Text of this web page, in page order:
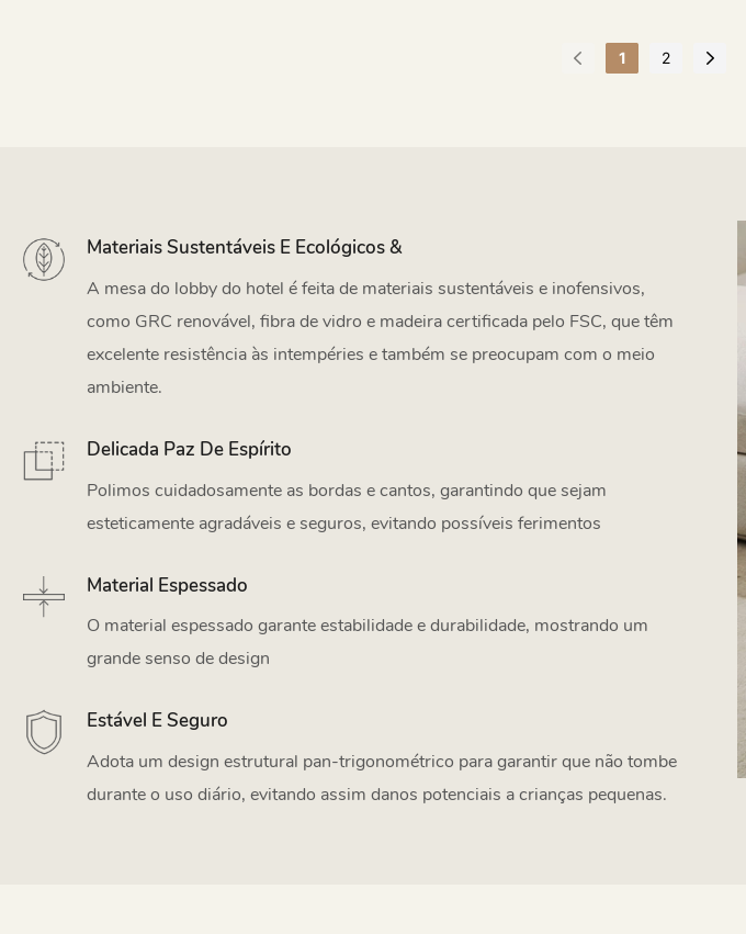
1 2
Materiais Sustentáveis E Ecológicos &
A mesa do lobby do hotel é feita de materiais sustentáveis e inofensivos,
como GRC renovável, fibra de vidro e madeira certificada pelo FSC, que têm
excelente resistência às intempéries e também se preocupam com o meio
ambiente.
Delicada Paz De Espírito
Polimos cuidadosamente as bordas e cantos, garantindo que sejam
esteticamente agradáveis e seguros, evitando possíveis ferimentos
Material Espessado
O material espessado garante estabilidade e durabilidade, mostrando um
grande senso de design
Estável E Seguro
Adota um design estrutural pan-trigonométrico para garantir que não tombe
durante o uso diário, evitando assim danos potenciais a crianças pequenas.